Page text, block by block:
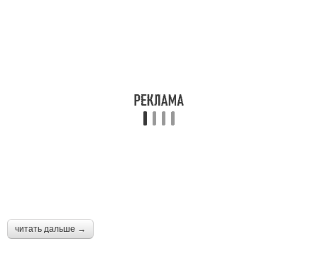
читать дальше →